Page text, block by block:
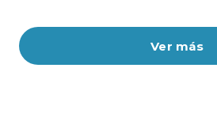
Ver más